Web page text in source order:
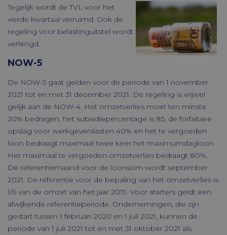
Tegelijk wordt de TVL voor het
vierde kwartaal verruimd. Ook de
regeling voor belastinguitstel wordt
verlengd.
NOW-5
De NOW-5 gaat gelden voor de periode van 1 november
2021 tot en met 31 december 2021. De regeling is vrijwel
gelijk aan de NOW-4. Het omzetverlies moet ten minste
20% bedragen, het subsidiepercentage is 85, de forfaitaire
opslag voor werkgeverslasten 40% en het te vergoeden
loon bedraagt maximaal twee keer het maximumdagloon.
Het maximaal te vergoeden omzetverlies bedraagt 80%.
De referentiemaand voor de loonsom wordt september
2021. De referentie voor de bepaling van het omzetverlies is
1/6 van de omzet van het jaar 2019. Voor starters geldt een
afwijkende referentieperiode. Ondernemingen, die zijn
gestart tussen 1 februari 2020 en 1 juli 2021, kunnen de
periode van 1 juli 2021 tot en met 31 oktober 2021 als